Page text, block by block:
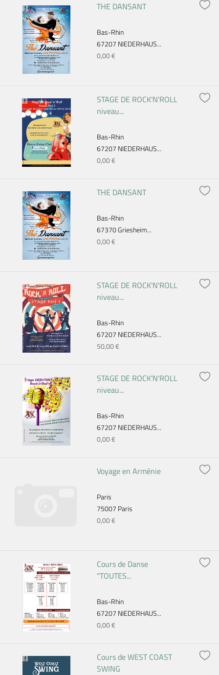
THE DANSANT
Bas-Rhin
67207 NIEDERHAUS...
0,00 €
STAGE DE ROCK'N'ROLL
niveau...
Bas-Rhin
67207 NIEDERHAUS...
0,00 €
THE DANSANT
Bas-Rhin
67370 Griesheim...
0,00 €
STAGE DE ROCK'N'ROLL
niveau...
Bas-Rhin
67207 NIEDERHAUS...
50,00 €
STAGE DE ROCK'N'ROLL
niveau...
Bas-Rhin
67207 NIEDERHAUS...
0,00 €
Voyage en Arménie
Paris
75007 Paris
0,00 €
Cours de Danse
"TOUTES...
Bas-Rhin
67207 NIEDERHAUS...
0,00 €
Cours de WEST COAST
SWING